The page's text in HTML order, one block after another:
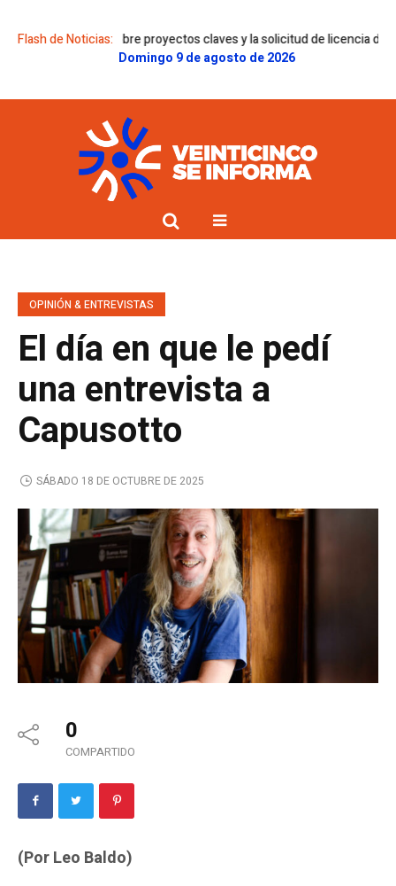
Flash de Noticias:
sobre proyectos claves y la solicitud de licencia de Gregorini
Domingo 9 de agosto de 2026
OPINIÓN & ENTREVISTAS
El día en que le pedí
una entrevista a
Capusotto
SÁBADO 18 DE OCTUBRE DE 2025
0
COMPARTIDO
(Por Leo Baldo)